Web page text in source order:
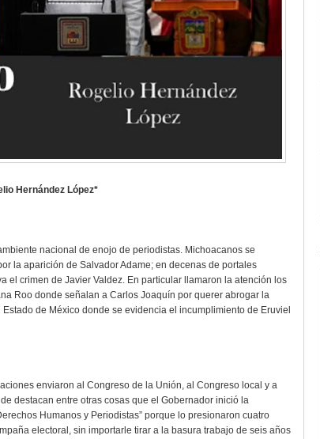
Hernández López*
nacional de enojo de periodistas. Michoacanos se
la aparición de Salvador Adame; en decenas de portales
el crimen de Javier Valdez. En particular llamaron la atención los
Roo donde señalan a Carlos Joaquín por querer abrogar la
de México donde se evidencia el incumplimiento de Eruviel
enviaron al Congreso de la Unión, al Congreso local y a
destacan entre otras cosas que el Gobernador inició la
Humanos y Periodistas” porque lo presionaron cuatro
electoral, sin importarle tirar a la basura trabajo de seis años